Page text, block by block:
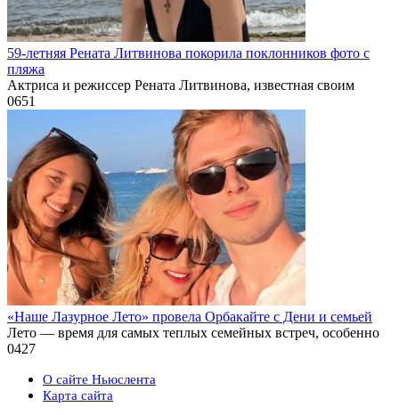
59-летняя Рената Литвинова покорила поклонников фото с
пляжа
Актриса и режиссер Рената Литвинова, известная своим
0651
«Наше Лазурное Лето» провела Орбакайте с Дени и семьей
Лето — время для самых теплых семейных встреч, особенно
0427
О сайте Ньюслента
Карта сайта